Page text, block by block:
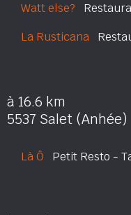
Watt else?
La Rusticana
à 16.6 km
5537 Salet (Anhée)
Là Ô Petit Resto -